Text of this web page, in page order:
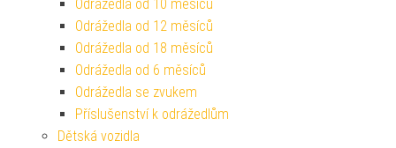
Odrážedla od 10 měsíců
Odrážedla od 12 měsíců
Odrážedla od 18 měsíců
Odrážedla od 6 měsíců
Odrážedla se zvukem
Příslušenství k odrážedlům
Dětská vozidla